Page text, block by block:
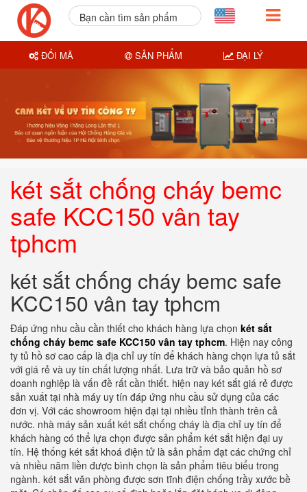
két sắt chống cháy bemc
safe KCC150 vân tay
tphcm
két sắt chống cháy bemc safe
KCC150 vân tay tphcm
Đáp ứng nhu cầu cần thiết cho khách hàng lựa chọn két sắt
chống cháy bemc safe KCC150 vân tay tphcm. Hiện nay công
ty tủ hồ sơ cao cấp là địa chỉ uy tín để khách hàng chọn lựa tủ sắt
với giá rẻ và uy tín chất lượng nhất. Lưa trữ và bảo quản hồ sơ
doanh nghiệp là vấn đề rất cần thiết. hiện nay két sắt giá rẻ được
sản xuất tại nhà máy uy tín đáp ứng nhu cầu sử dụng của các
đơn vị. Với các showroom hiện đại tại nhiều tỉnh thành trên cả
nước. nhà máy sản xuất két sắt chống cháy là địa chỉ uy tín để
khách hàng có thể lựa chọn được sản phẩm két sắt hiện đại uy
tín. Hệ thống két sắt khoá điện tử là sản phẩm đạt các chứng chỉ
và nhiều năm liền được bình chọn là sản phẩm tiêu biểu trong
ngành. két sắt văn phòng được sơn tĩnh điện chống trầy xước bề
Bạn cần tìm sản phẩm
ĐỔI MÃ SẢN PHẨM ĐẠI LÝ